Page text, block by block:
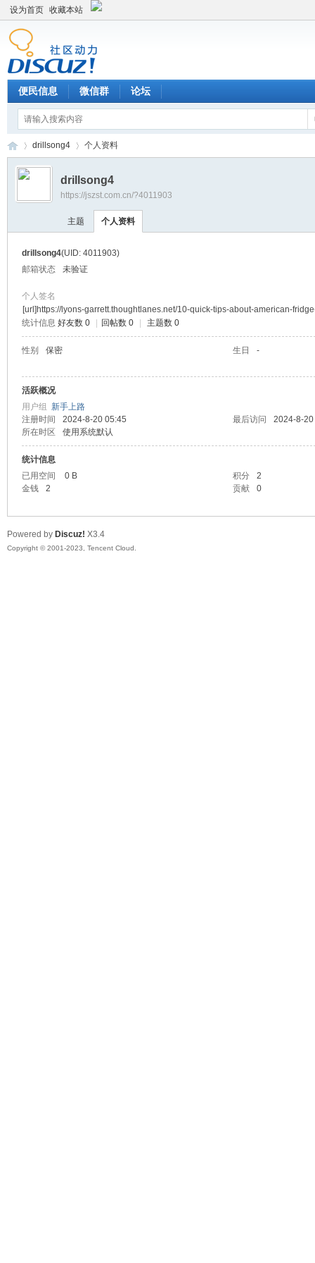
设为首页 收藏本站
便民信息 微信群 论坛
›
drillsong4 个人资料
drillsong4
https://jszst.com.cn/?4011903
主题 个人资料
drillsong4(UID: 4011903)
邮箱状态
未验证
个人签名
[url]https://lyons-garrett.thoughtlanes.net/10-quick-tips-about-american-
统计信息 好友数 0 回帖数 0 主题数 0
性别 保密 生日 -
活跃概况
用户组 新手上路
注册时间
2024-8-20 05:45 最后访问
2024-8-
所在时区
使用系统默认
统计信息
已用空间
0 B 积分
2
金钱
2 贡献 0
Powered by Discuz! X3.4
Copyright © 2001-2023, Tencent Cloud.